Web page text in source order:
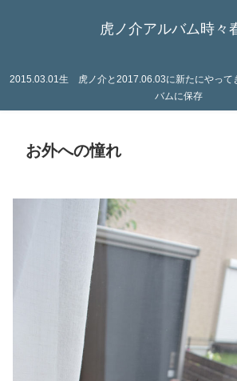
虎ノ介アルバム時々
2015.03.01生 虎ノ介と2017.06.03に新たにやって
バムに保存
お外への憧れ